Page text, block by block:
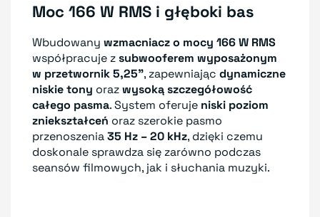
Moc 166 W RMS i głęboki bas
Wbudowany wzmacniacz o mocy 166 W RMS
współpracuje zsubwooferem wyposażonym
w przetwornik 5,25", zapewniając dynamiczne
niskie tony orazwysoką szczegółowość
całego pasma. System oferuje niski poziom
zniekształceń oraz szerokie pasmo
przenoszenia35 Hz – 20 kHz, dzięki czemu
doskonale sprawdza się zarówno podczas
seansów filmowych, jak i słuchania muzyki.